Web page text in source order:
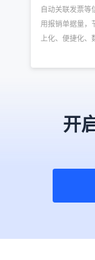
自动关联发票等
用报销单据量，
上化、便捷化、
开